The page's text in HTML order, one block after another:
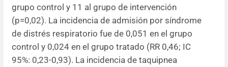
grupo control y 11 al grupo de intervención
(p=0,02). La incidencia de admisión por síndrome
de distrés respiratorio fue de 0,051 en el grupo
control y 0,024 en el grupo tratado (RR 0,46; IC
95%: 0,23-0,93). La incidencia de taquipnea